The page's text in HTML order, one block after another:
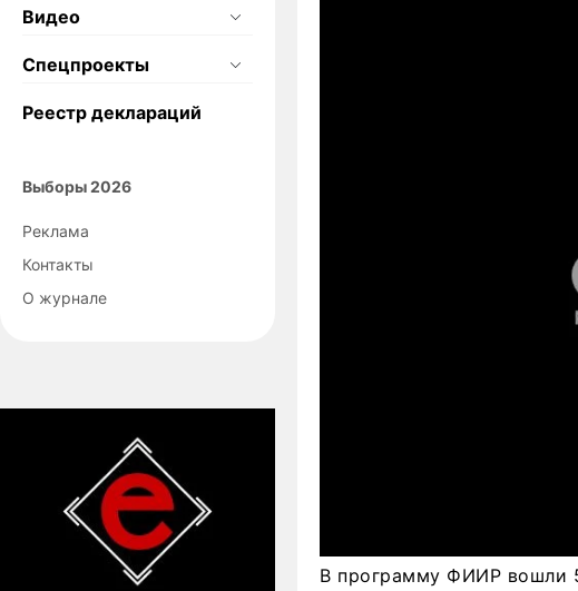
Видео
Спецпроекты
Реестр деклараций
Выборы 2026
Реклама
Контакты
О журнале
В программу ФИИР вошли